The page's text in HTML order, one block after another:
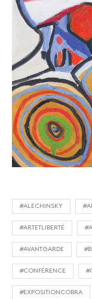
#ALECHINSKY
#ARTETLIBERTÉ
#AVANTGARDE
#CONFÉRENCE
#EXPOSITIONCOBRA